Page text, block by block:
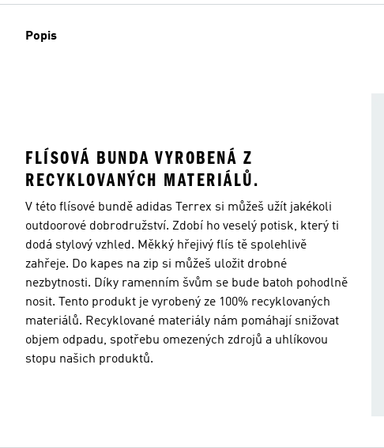
Popis
FLÍSOVÁ BUNDA VYROBENÁ Z
RECYKLOVANÝCH MATERIÁLŮ.
V této flísové bundě adidas Terrex si můžeš užít jakékoli
outdoorové dobrodružství. Zdobí ho veselý potisk, který ti
dodá stylový vzhled. Měkký hřejivý flís tě spolehlivě
zahřeje. Do kapes na zip si můžeš uložit drobné
nezbytnosti. Díky ramenním švům se bude batoh pohodlně
nosit. Tento produkt je vyrobený ze 100% recyklovaných
materiálů. Recyklované materiály nám pomáhají snižovat
objem odpadu, spotřebu omezených zdrojů a uhlíkovou
stopu našich produktů.